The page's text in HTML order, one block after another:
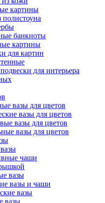
картины
банкноты
картины
для картин
для интерьера
вазы для цветов
вазы для цветов
вазы для цветов
вазы для цветов
чаши
вазы
вазы и чаши
вазы
вазы